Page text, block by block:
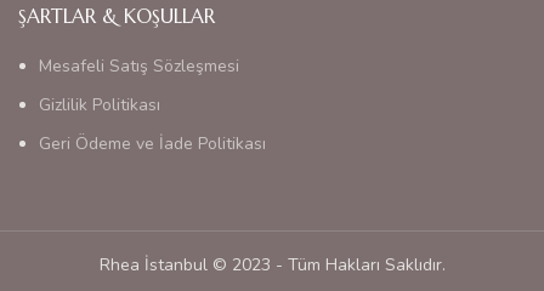
ŞARTLAR & KOŞULLAR
Mesafeli Satış Sözleşmesi
Gizlilik Politikası
Geri Ödeme ve İade Politikası
Rhea İstanbul © 2023 - Tüm Hakları Saklıdır.